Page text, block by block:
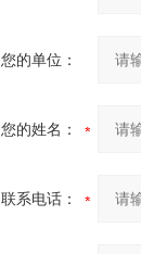
您的单位：
您的姓名：
联系电话：